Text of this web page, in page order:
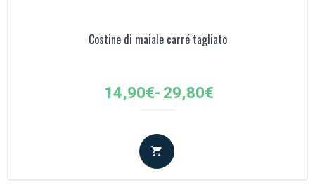
Costine di maiale carré tagliato
14,90€- 29,80€
Fascia
prezzo:
da
14,90€